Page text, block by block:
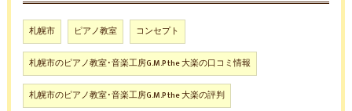
札幌市 ピアノ教室 コンセプト
札幌市のピアノ教室･音楽工房G.M.P the 大楽の口コミ情報
札幌市のピアノ教室･音楽工房G.M.P the 大楽の評判